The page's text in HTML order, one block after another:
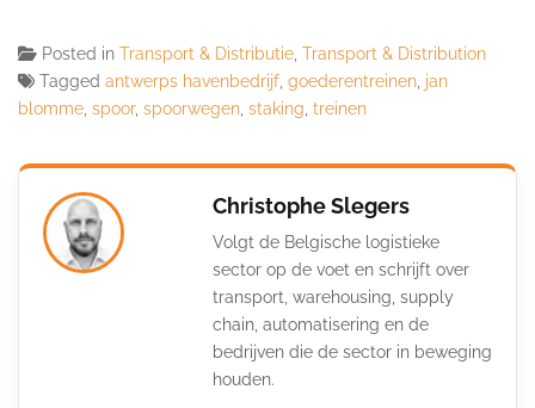
Posted in Transport & Distributie Transport & Distribution
Tagged antwerps havenbedrijf goederentreinen jan
blomme spoor, spoorwegen staking treinen
Christophe Slegers
Volgt de Belgische logistieke
sector op de voet en schrijft over
transport, warehousing, supply
chain, automatisering en de
bedrijven die de sector in beweging
houden.